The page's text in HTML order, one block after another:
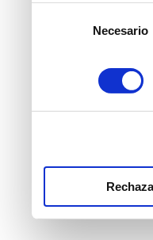
botón
marcar
Necesario